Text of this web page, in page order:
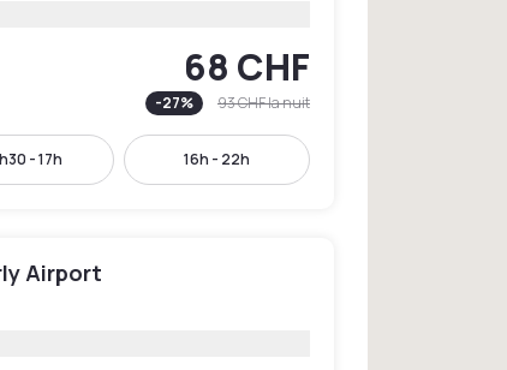
68 CHF
-27% 93 CHFla nuit
- 17h 16h - 22h
Airport